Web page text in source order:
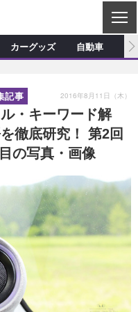
C
L
S
E
ショップ訪問記
デモカー製作記
カスタマイズ新製品情報
カーグッズ新製品情報
カーグッズ 自動車
・キーワード解
徹底研究！ 第2回
の写真・画像
記事 2016年8月11日（木）